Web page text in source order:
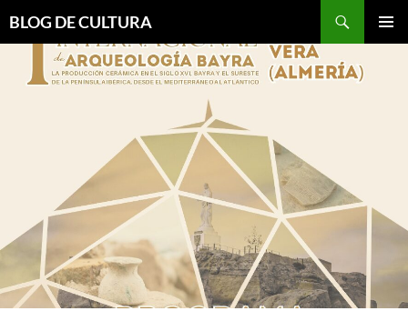
contenido
BLOG DE CULTURA